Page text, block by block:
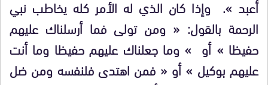
أعبد ». وإذا كان الذي له الأمر كله يخاطب نبي
الرحمة بالقول: « ومن تولى فما أرسلناك عليهم
حفيظا » أو » وما جعلناك عليهم حفيظا وما أنت
عليهم بوكيل » أو « فمن اهتدى فلنفسه ومن ضل